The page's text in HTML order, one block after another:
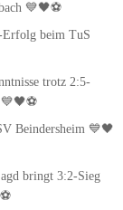
💙🖤⚽
Erfolg beim TuS
trotz 2:5-
Beindersheim 💙🖤
bringt 3:2-Sieg